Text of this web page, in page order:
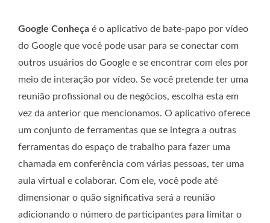
Google Conheça é o aplicativo de bate-papo por vídeo
do Google que você pode usar para se conectar com
outros usuários do Google e se encontrar com eles por
meio de interação por vídeo. Se você pretende ter uma
reunião profissional ou de negócios, escolha esta em
vez da anterior que mencionamos. O aplicativo oferece
um conjunto de ferramentas que se integra a outras
ferramentas do espaço de trabalho para fazer uma
chamada em conferência com várias pessoas, ter uma
aula virtual e colaborar. Com ele, você pode até
dimensionar o quão significativa será a reunião
adicionando o número de participantes para limitar o